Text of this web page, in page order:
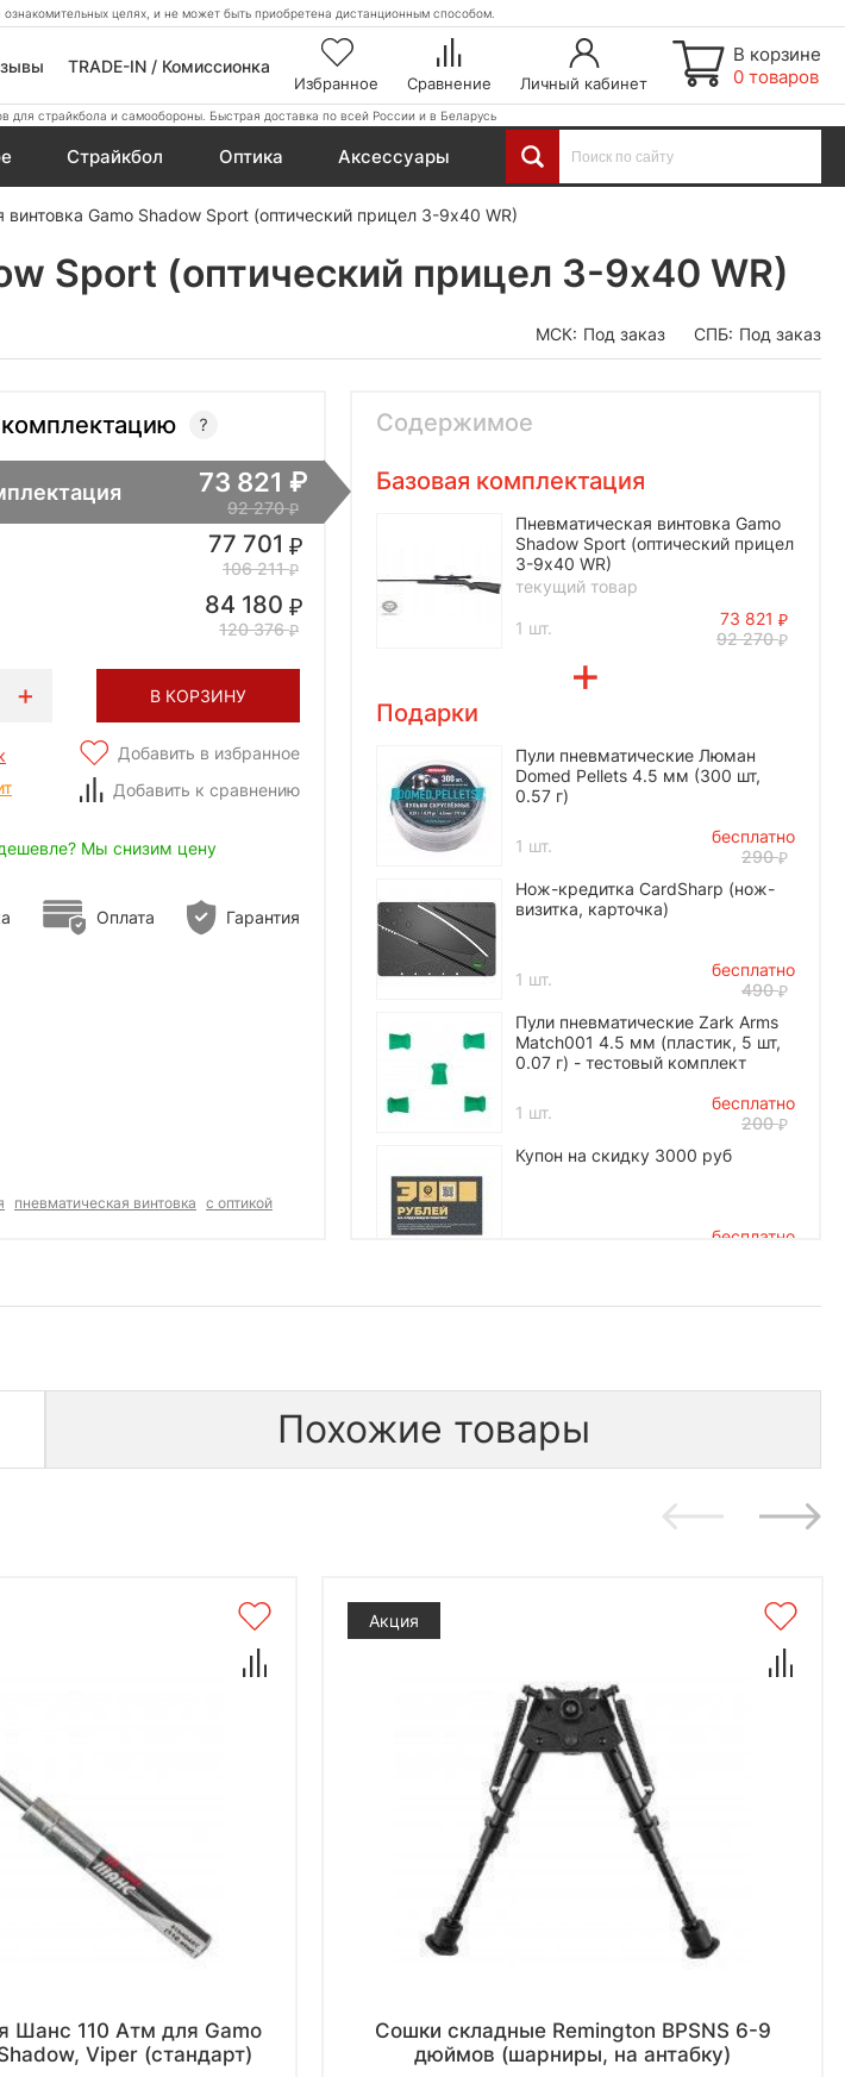
целях, и не может быть приобретена дистанционным способом.
TRADE-IN / Комиссионка
Избранное Сравнение Личный кабинет
В корзине
0 товаров
для страйкбола и самообороны. Быстрая доставка по всей России и в Беларусь
Страйкбол Оптика Аксессуары
винтовка Gamo Shadow Sport (оптический прицел 3-9х40 WR)
Sport (оптический прицел 3-9х40 WR)
МСК: Под заказ СПБ: Под заказ
73 821
92 270
77 701
106 211
84 180
120 376
В КОРЗИНУ
Добавить в избранное
Добавить к сравнению
Мы снизим цену
Оплата Гарантия
пневматическая винтовка с оптикой
Содержимое
Базовая комплектация
Пневматическая винтовка Gamo
Shadow Sport (оптический прицел
3-9х40 WR)
текущий товар
1 шт.
73 821
92 270
Подарки
Пули пневматические Люман
Domed Pellets 4.5 мм (300 шт,
0.57 г)
1 шт.
бесплатно
290
Нож-кредитка CardSharp (нож-
визитка, карточка)
1 шт.
бесплатно
490
Пули пневматические Zark Arms
Match001 4.5 мм (пластик, 5 шт,
0.07 г) - тестовый комплект
1 шт.
бесплатно
200
Купон на скидку 3000 руб
бесплатно
Похожие товары
Шанс 110 Атм для Gamo
Viper (стандарт)
Акция
Сошки складные Remington BPSNS 6-9
дюймов (шарниры, на антабку)